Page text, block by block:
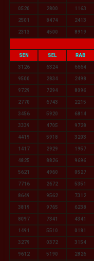
0520 2800 1163
2501 8474 2413
2313 4500 8919
SEN SEL RAB
3126 6324 6664
9500 2834 2498
9729 7294 8096
2770 6743 2215
3456 5920 6814
3339 4705 9728
4419 5918 3203
1417 2929 1957
4825 8826 9696
5621 4960 0527
7716 2672 5351
8649 9562 7312
3819 9765 6238
8097 7341 4341
1491 5510 0181
3279 0372 3154
9612 5190 2826